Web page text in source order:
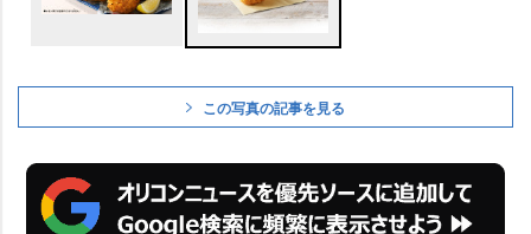
この写真の記事を見る